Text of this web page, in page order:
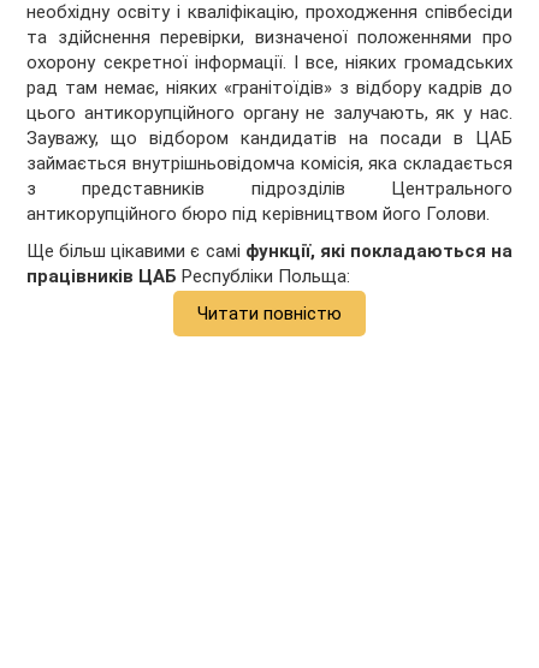
необхідну освіту і кваліфікацію, проходження співбесіди
та здійснення перевірки, визначеної положеннями про
охорону секретної інформації. І все, ніяких громадських
рад там немає, ніяких «гранітоїдів» з відбору кадрів до
цього антикорупційного органу не залучають, як у нас.
Зауважу, що відбором кандидатів на посади в ЦАБ
займається внутрішньовідомча комісія, яка складається
з представників підрозділів Центрального
антикорупційного бюро під керівництвом його Голови.
Ще більш цікавими є самі функції, які покладаються на
працівників ЦАБ Республіки Польща:
Читати повністю